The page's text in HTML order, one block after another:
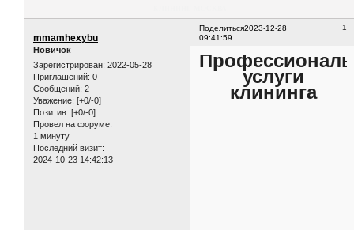
Поделиться 1
2023-12-28
09:41:59
mmamhexybu
Новичок
Зарегистрирован: 2022-05-28
Приглашений: 0
Сообщений: 2
Уважение: [+0/-0]
Позитив: [+0/-0]
Провел на форуме:
1 минуту
Последний визит:
2024-10-23 14:42:13
услуги
клининга